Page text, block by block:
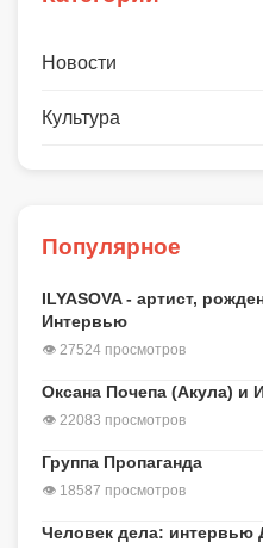
Новости
Культура
Популярное
ILYASOVA - артист,
Интервью
👁 27524 просмотров
Оксана Почепа (Акула) и
👁 22083 просмотров
Группа Пропаганда
👁 18587 просмотров
Человек дела: интервью